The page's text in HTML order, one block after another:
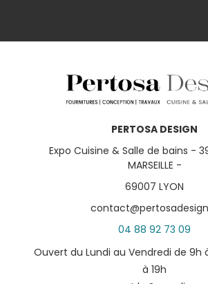
PERTOSA DESIGN
Expo Cuisine & Salle de bains - 39
MARSEILLE -
69007 LYON
04 88 92 73 09
Ouvert du Lundi au Vendredi de 9h
à 19h